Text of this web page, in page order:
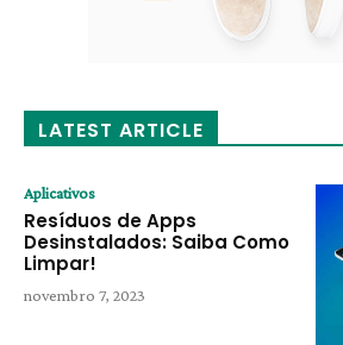
LATEST ARTICLE
Aplicativos
Resíduos de Apps
Desinstalados: Saiba Como
Limpar!
novembro 7, 2023